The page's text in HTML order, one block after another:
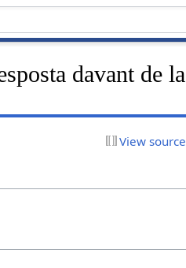
davant de la
View source